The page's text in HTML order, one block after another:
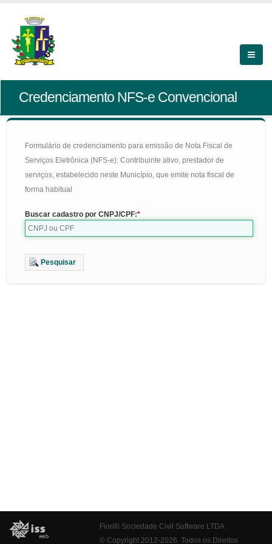
Credenciamento NFS-e Convencional
Formulário de credenciamento para emissão de Nota Fiscal de
Serviços Eletrônica (NFS-e): Contribuinte ativo, prestador de
serviços, estabelecido neste Município, que emite nota fiscal de
forma habitual
Buscar cadastro por CNPJ/CPF:
Pesquisar
Fiorilli Sociedade Civil Software LTDA
© Copyright 2012-2026. Todos os Direitos